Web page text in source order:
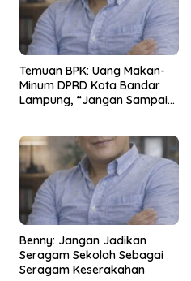
Temuan BPK: Uang Makan-
Minum DPRD Kota Bandar
Lampung, “Jangan Sampai
Benny: Jangan Jadikan
Seragam Sekolah Sebagai
Seragam Keserakahan